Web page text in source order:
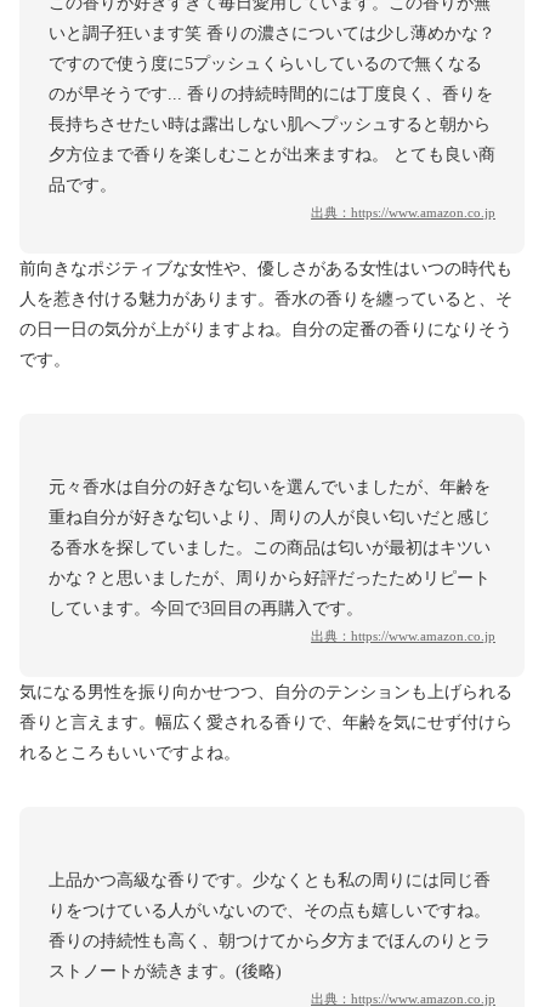
いと調子狂います笑 香りの濃さについては少し薄めかな？
ですので使う度に5プッシュくらいしているので無くなる
のが早そうです... 香りの持続時間的には丁度良く、香りを
長持ちさせたい時は露出しない肌へプッシュすると朝から
夕方位まで香りを楽しむことが出来ますね。 とても良い商
品です。
出典： https://www.amazon.co.jp
前向きなポジティブな女性や、優しさがある女性はいつの時代も
人を惹き付ける魅力があります。香水の香りを纏っていると、そ
の日一日の気分が上がりますよね。自分の定番の香りになりそう
です。
元々香水は自分の好きな匂いを選んでいましたが、年齢を
重ね自分が好きな匂いより、周りの人が良い匂いだと感じ
る香水を探していました。この商品は匂いが最初はキツい
かな？と思いましたが、周りから好評だったためリピート
しています。今回で3回目の再購入です。
出典： https://www.amazon.co.jp
気になる男性を振り向かせつつ、自分のテンションも上げられる
香りと言えます。幅広く愛される香りで、年齢を気にせず付けら
れるところもいいですよね。
上品かつ高級な香りです。少なくとも私の周りには同じ香
りをつけている人がいないので、その点も嬉しいですね。
香りの持続性も高く、朝つけてから夕方までほんのりとラ
ストノートが続きます。(後略)
出典： https://www.amazon.co.jp